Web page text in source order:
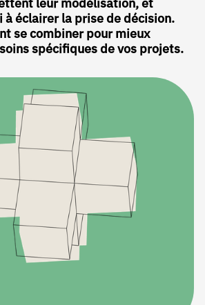
leur modélisation, et
éclairer la prise de décision.
se combiner pour mieux
spécifiques de vos projets.